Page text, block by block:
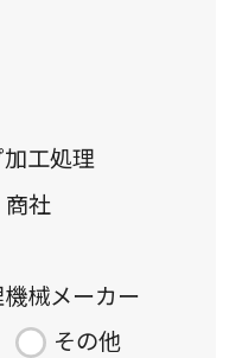
工処理
商社
械メーカー
その他